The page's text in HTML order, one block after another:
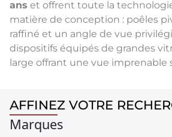
ans et offrent toute la
matière de conception : poêles
raffiné et un angle de vue
dispositifs équipés de grandes
large offrant une vue imprenable
AFFINEZ VOTRE
Marques